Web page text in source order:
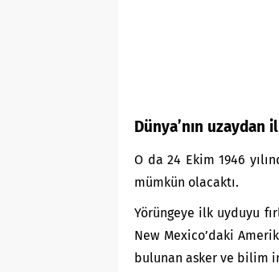
Dünya’nın uzaydan
O da 24 Ekim 1946
mümkün olacaktı.
Yörüngeye ilk uyduyu
New Mexico’daki
bulunan asker ve bilim